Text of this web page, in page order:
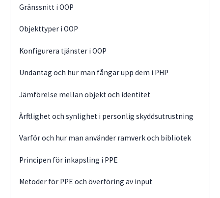
Gränssnitt i OOP
Objekttyper i OOP
Konfigurera tjänster i OOP
Undantag och hur man fångar upp dem i PHP
Jämförelse mellan objekt och identitet
Ärftlighet och synlighet i personlig skyddsutrustning
Varför och hur man använder ramverk och bibliotek
Principen för inkapsling i PPE
Metoder för PPE och överföring av input